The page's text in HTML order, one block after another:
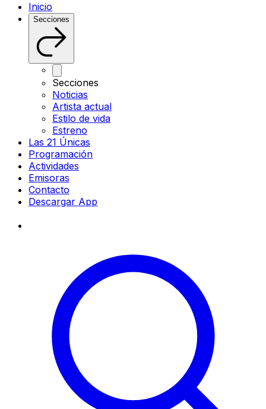
Inicio
Secciones
Secciones
Noticias
Artista actual
Estilo de vida
Estreno
Las 21 Únicas
Programación
Actividades
Emisoras
Contacto
Descargar App